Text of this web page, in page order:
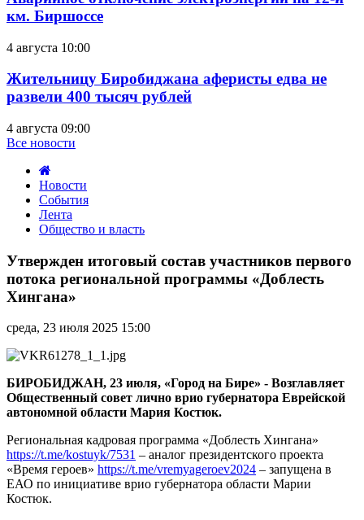
км. Биршоссе
4 августа 10:00
Жительницу Биробиджана аферисты едва не
развели 400 тысяч рублей
4 августа 09:00
Все новости
Новости
События
Лента
Общество и власть
итоговый
состав
участников
первого
региональной
«Доблесть
Утвержден итоговый состав участников первого
потока региональной программы «Доблесть
Хингана»
среда, 23 июля 2025 15:00
БИРОБИДЖАН, 23 июля, «Город на Бире» - Возглавляет
Общественный совет лично врио губернатора Еврейской
автономной области Мария Костюк.
Региональная кадровая программа «Доблесть Хингана»
https://t.me/kostuyk/7531 – аналог президентского проекта
«Время героев» https://t.me/vremyageroev2024 – запущена в
ЕАО по инициативе врио губернатора области Марии
Костюк.